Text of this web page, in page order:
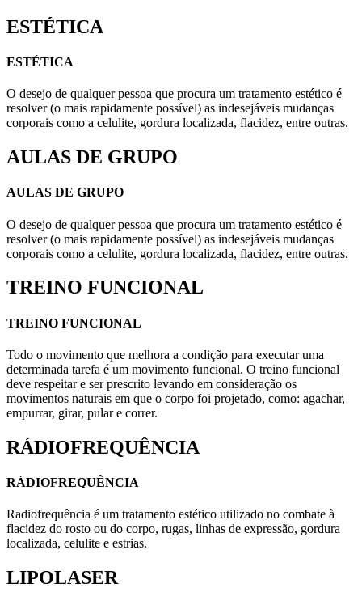
ESTÉTICA
ESTÉTICA
O desejo de qualquer pessoa que procura um tratamento estético é
resolver (o mais rapidamente possível) as indesejáveis mudanças
corporais como a celulite, gordura localizada, flacidez, entre outras.
AULAS DE GRUPO
AULAS DE GRUPO
O desejo de qualquer pessoa que procura um tratamento estético é
resolver (o mais rapidamente possível) as indesejáveis mudanças
corporais como a celulite, gordura localizada, flacidez, entre outras.
TREINO FUNCIONAL
TREINO FUNCIONAL
Todo o movimento que melhora a condição para executar uma
determinada tarefa é um movimento funcional. O treino funcional
deve respeitar e ser prescrito levando em consideração os
movimentos naturais em que o corpo foi projetado, como: agachar,
empurrar, girar, pular e correr.
RÁDIOFREQUÊNCIA
RÁDIOFREQUÊNCIA
Radiofrequência é um tratamento estético utilizado no combate à
flacidez do rosto ou do corpo, rugas, linhas de expressão, gordura
localizada, celulite e estrias.
LIPOLASER